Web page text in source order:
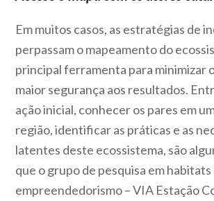
Em muitos casos, as estratégias de
perpassam o mapeamento do
principal ferramenta para minimizar
maior segurança aos resultados.
ação inicial, conhecer os pares em
região, identificar as práticas e as
latentes deste ecossistema, são
que o grupo de pesquisa em habitats
empreendedorismo – VIA Estação